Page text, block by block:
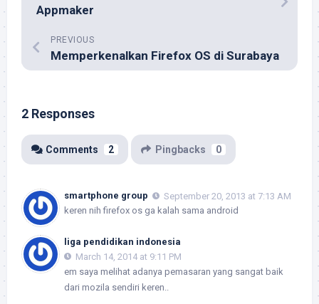
Appmaker
PREVIOUS
Memperkenalkan Firefox OS di Surabaya
2 Responses
Comments 2 Pingbacks 0
smartphone group
September 20, 2013 at 7:13 AM
keren nih firefox os ga kalah sama android
liga pendidikan indonesia
March 14, 2014 at 9:11 PM
em saya melihat adanya pemasaran yang sangat baik
dari mozila sendiri keren..